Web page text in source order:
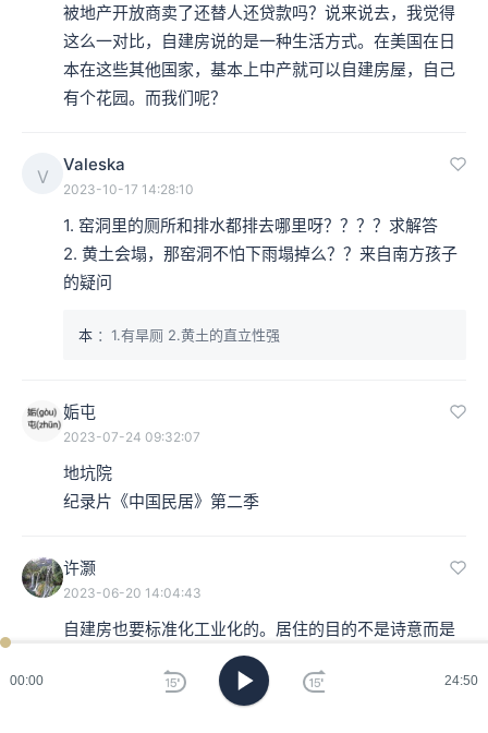
00:00 24:50
被地产开放商卖了还替人还贷款吗？说来说去，我觉得
这么一对比，自建房说的是一种生活方式。在美国在日
本在这些其他国家，基本上中产就可以自建房屋，自己
有个花园。而我们呢？
V
Valeska
2023-10-17 14:28:10
1. 窑洞里的厕所和排水都排去哪里呀？？？？求解答
2. 黄土会塌，那窑洞不怕下雨塌掉么？？来自南方孩子
的疑问
本 ：1.有旱厕 2.黄土的直立性强
姤屯
2023-07-24 09:32:07
地坑院
纪录片《中国民居》第二季
许灏
2023-06-20 14:04:43
自建房也要标准化工业化的。居住的目的不是诗意而是
生存。穴地而居的最大问题就是没办法低成本三通。房
车更浪漫，可在国内找个厕所都被人鄙视